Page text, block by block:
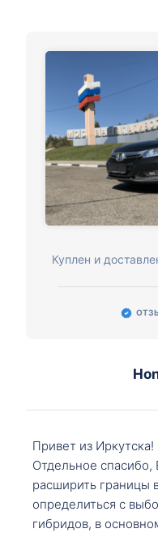
Куплен и
Привет из
Отдельное
расширить границы
определиться с
гибридов, в